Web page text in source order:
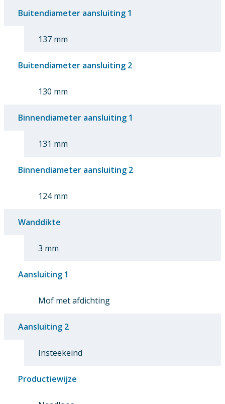
Buitendiameter aansluiting 1
137 mm
Buitendiameter aansluiting 2
130 mm
Binnendiameter aansluiting 1
131 mm
Binnendiameter aansluiting 2
124 mm
Wanddikte
3 mm
Aansluiting 1
Mof met afdichting
Aansluiting 2
Insteekeind
Productiewijze